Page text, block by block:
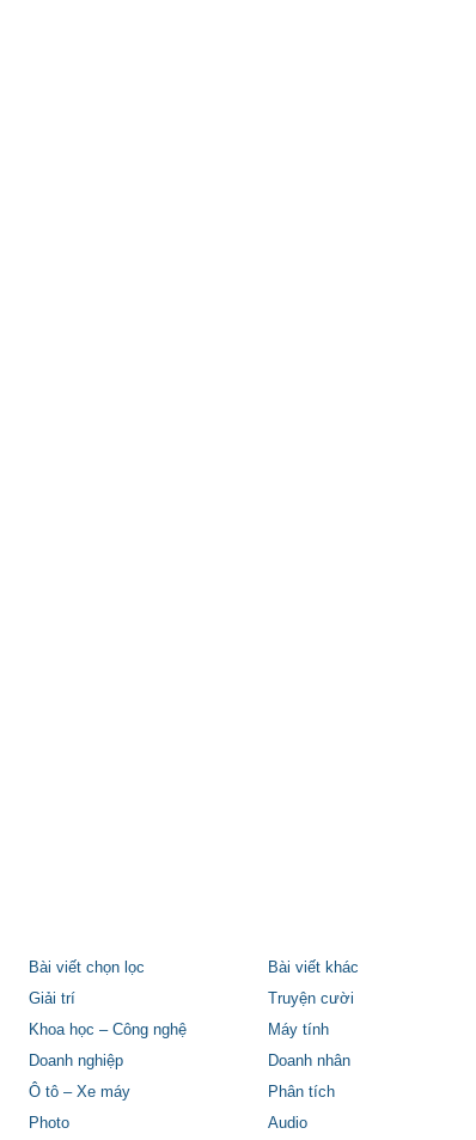
Bài viết chọn lọc Bài viết khác
Giải trí Truyện cười
Khoa học – Công nghệ Máy tính
Doanh nghiệp Doanh nhân
Ô tô – Xe máy Phân tích
Photo Audio